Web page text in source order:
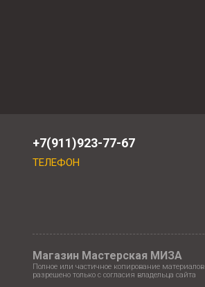
+7(911)923-77-67
ТЕЛЕФОН
Магазин Мастерская МИЗА
Полное или частичное копирование материалов
разрешено только с согласия владельца сайта